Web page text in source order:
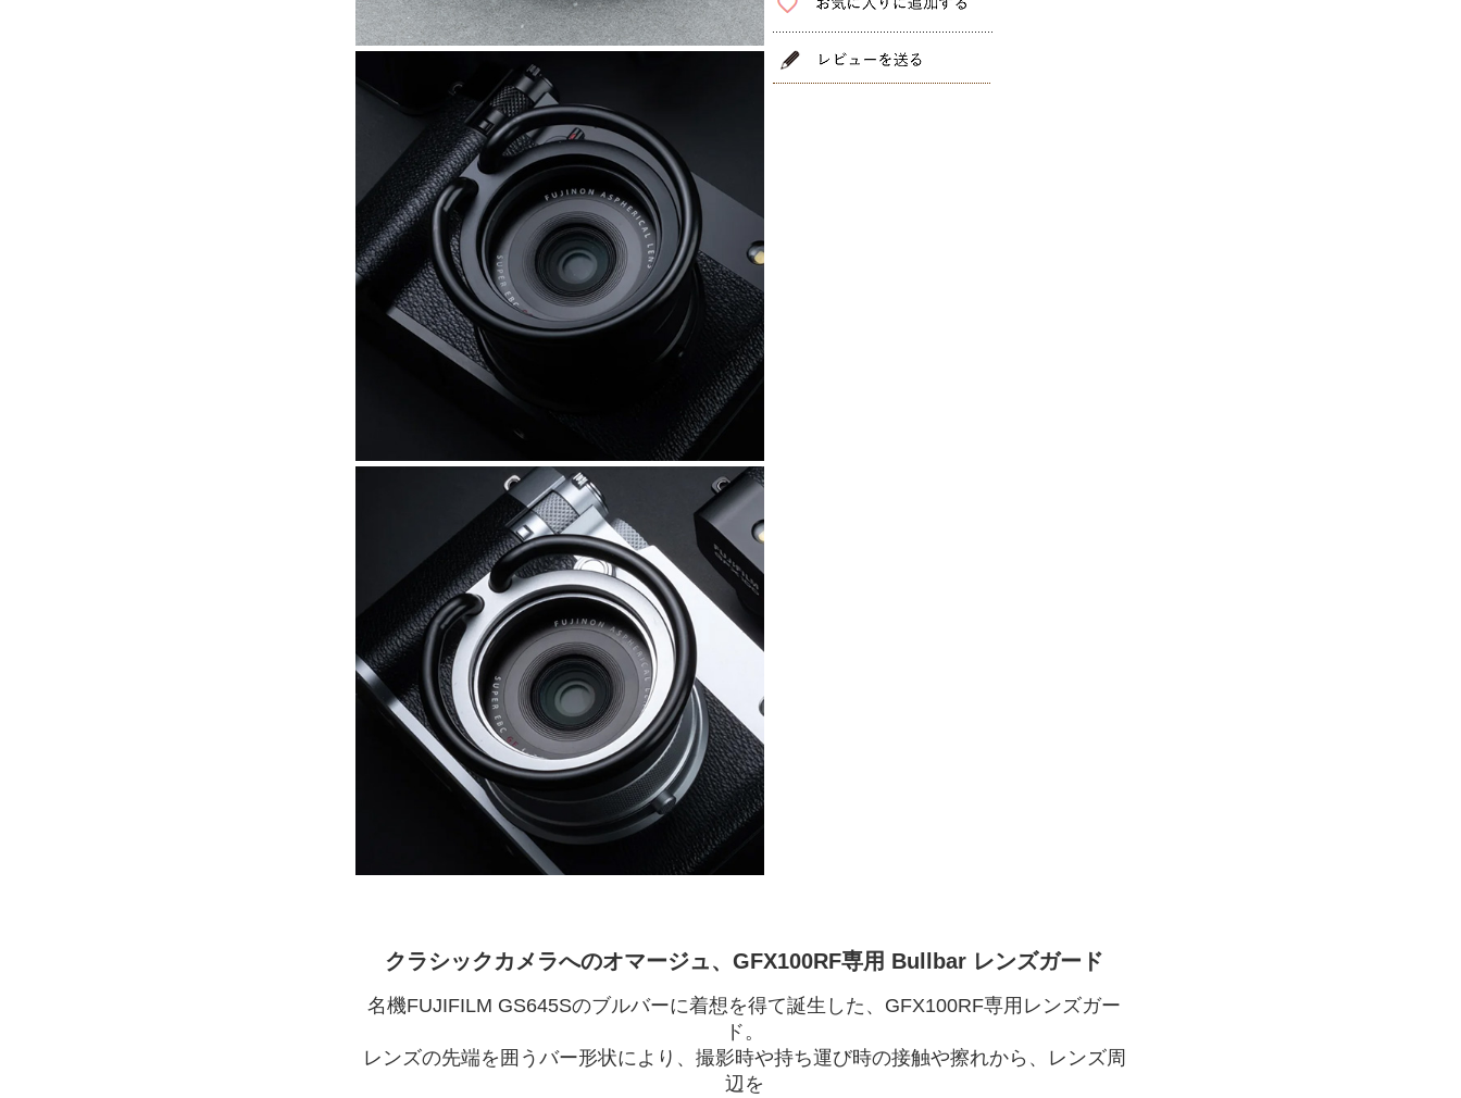
クラシックカメラへのオマージュ、GFX100RF専用 Bullbar レンズガード
名機FUJIFILM GS645Sのブルバーに着想を得て誕生した、GFX100RF専用レンズガー
ド。
レンズの先端を囲うバー形状により、撮影時や持ち運び時の接触や擦れから、レンズ周
辺を